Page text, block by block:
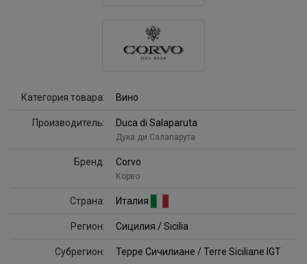
Категория товара: Вино
Производитель: Duca di Salaparuta
Дука ди Салапарута
Бренд: Corvo
Корво
Страна: Италия
Регион: Сицилия / Sicilia
Субрегион: Терре Сичилиане / Terre Siciliane IGT